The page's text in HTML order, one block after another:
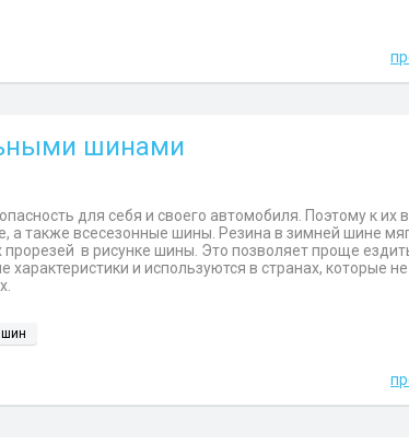
шинами
для себя и своего автомобиля. Поэтому к их
а также всесезонные шины. Резина в зимней шине
в рисунке шины. Это позволяет проще
и используются в странах, которые